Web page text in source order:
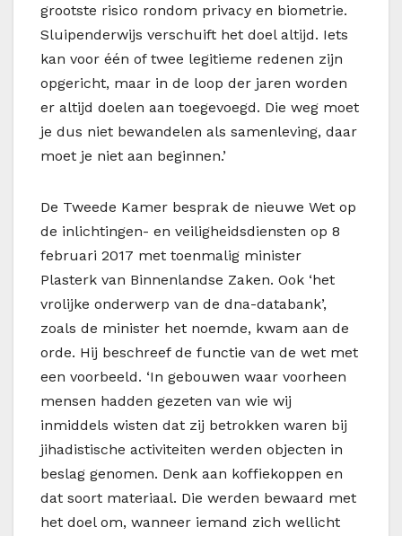
grootste risico rondom privacy en biometrie.
Sluipenderwijs verschuift het doel altijd. Iets
kan voor één of twee legitieme redenen zijn
opgericht, maar in de loop der jaren worden
er altijd doelen aan toegevoegd. Die weg moet
je dus niet bewandelen als samenleving, daar
moet je niet aan beginnen.’
De Tweede Kamer besprak de nieuwe Wet op
de inlichtingen- en veiligheidsdiensten op 8
februari 2017 met toenmalig minister
Plasterk van Binnenlandse Zaken. Ook ‘het
vrolijke onderwerp van de dna-databank’,
zoals de minister het noemde, kwam aan de
orde. Hij beschreef de functie van de wet met
een voorbeeld. ‘In gebouwen waar voorheen
mensen hadden gezeten van wie wij
inmiddels wisten dat zij betrokken waren bij
jihadistische activiteiten werden objecten in
beslag genomen. Denk aan koffiekoppen en
dat soort materiaal. Die werden bewaard met
het doel om, wanneer iemand zich wellicht